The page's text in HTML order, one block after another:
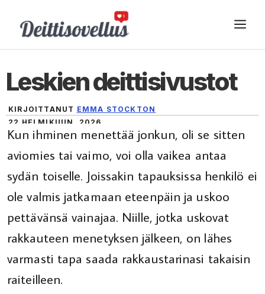
sisältöön
Leskien deittisivustot
KIRJOITTANUT EMMA STOCKTON
22 HELMIKUUN, 2026
Kun ihminen menettää jonkun, oli se sitten
aviomies tai vaimo, voi olla vaikea antaa
sydän toiselle. Joissakin tapauksissa henkilö ei
ole valmis jatkamaan eteenpäin ja uskoo
pettävänsä vainajaa. Niille, jotka uskovat
rakkauteen menetyksen jälkeen, on lähes
varmasti tapa saada rakkaustarinasi takaisin
raiteilleen.